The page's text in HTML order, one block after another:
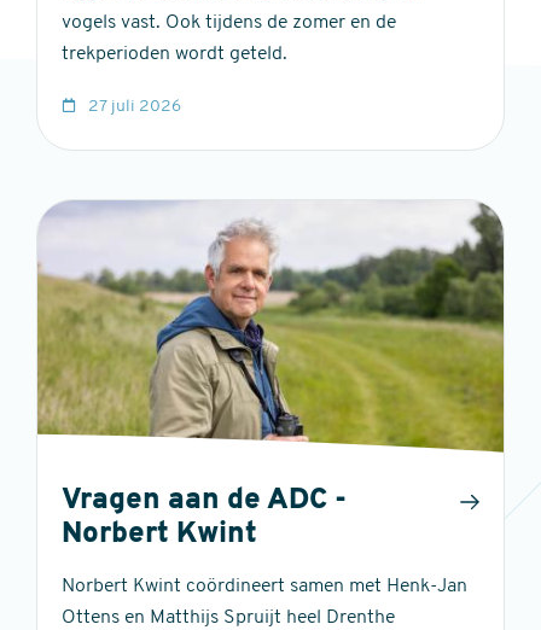
vogels vast. Ook tijdens de zomer en de
trekperioden wordt geteld.
27 juli 2026
Vragen aan de ADC -
Norbert Kwint
Norbert Kwint coördineert samen met Henk-Jan
Ottens en Matthijs Spruijt heel Drenthe